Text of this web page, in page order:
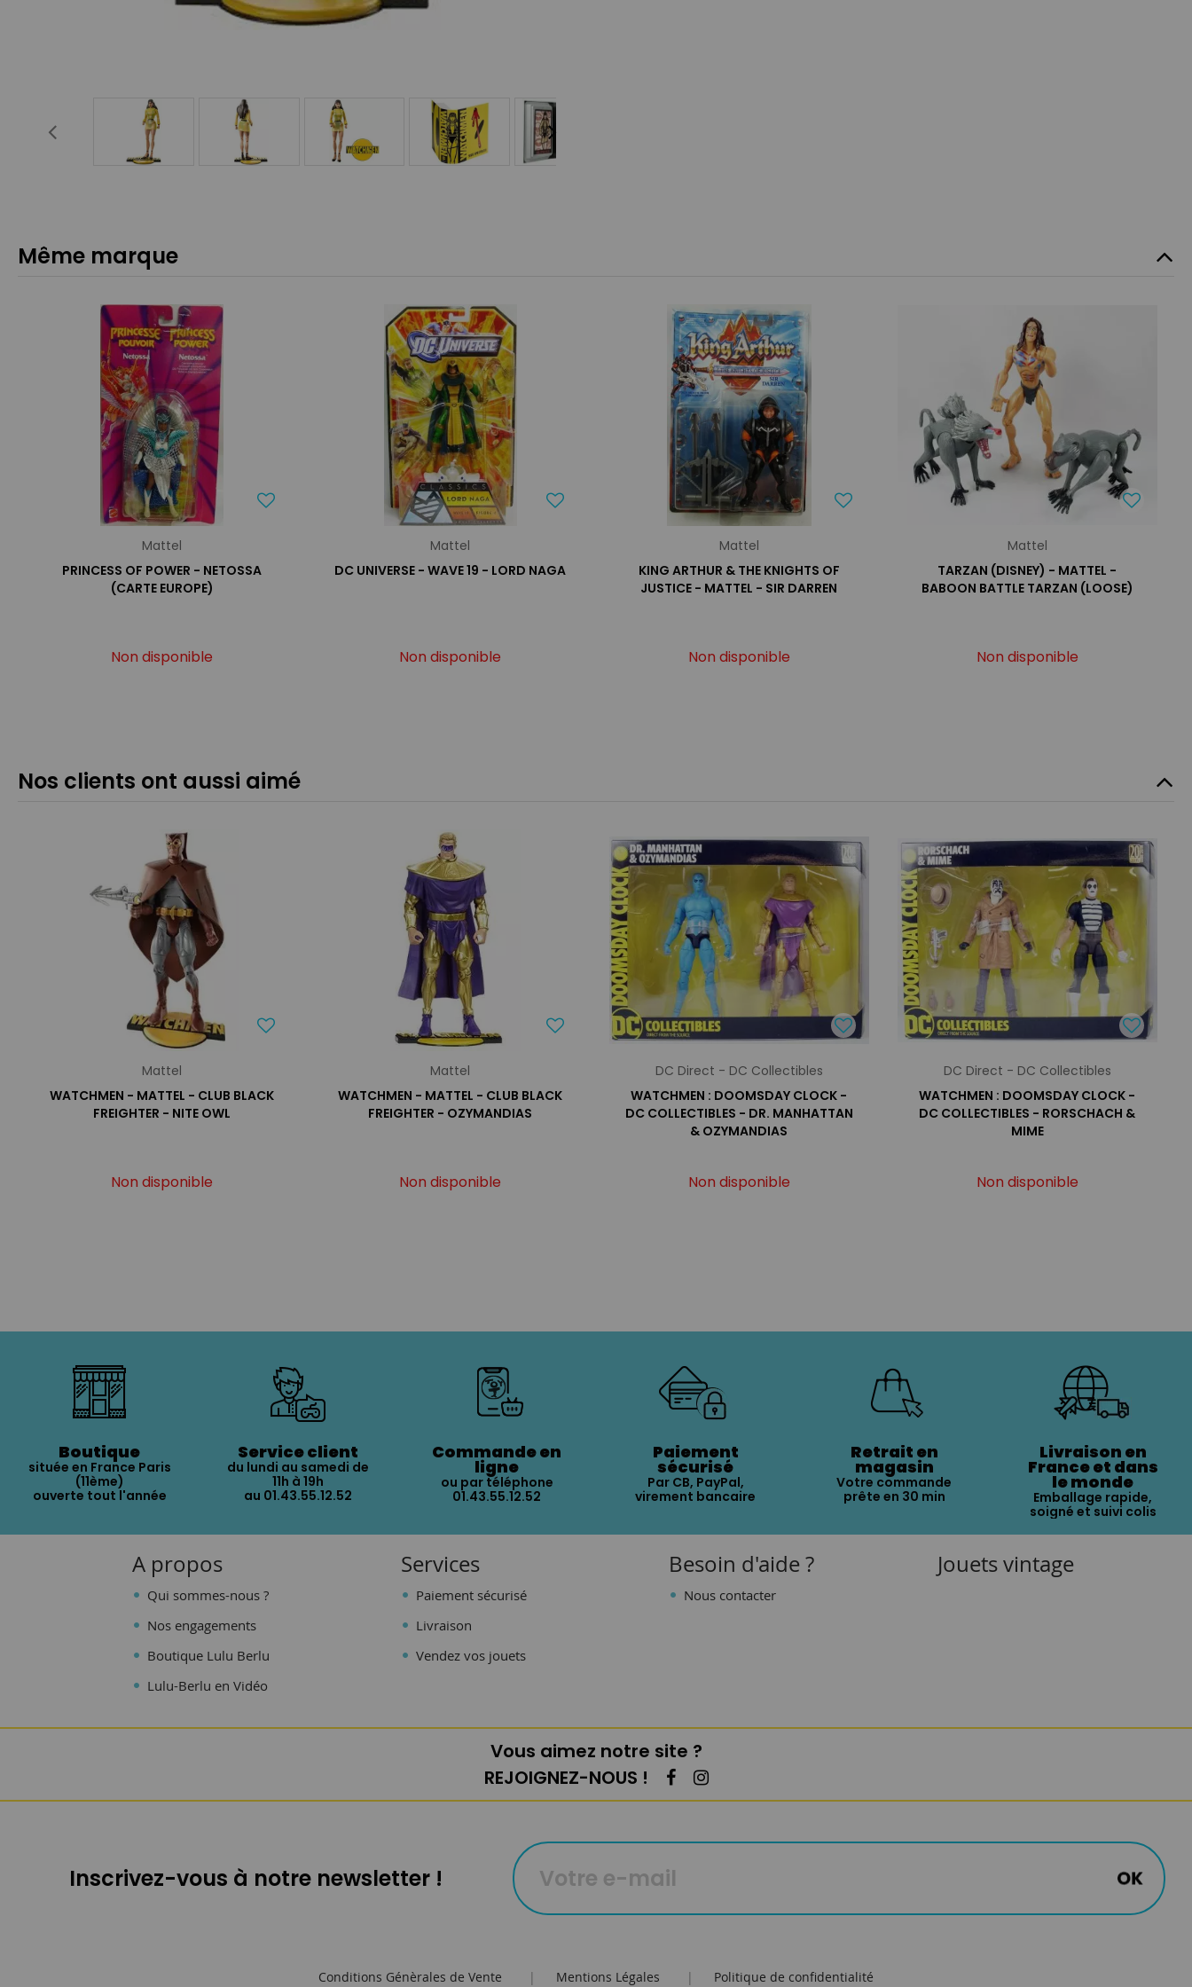
Même marque
Mattel
PRINCESS OF POWER - NETOSSA
(CARTE EUROPE)
Non disponible
Mattel
DC UNIVERSE - WAVE 19 - LORD NAGA
Non disponible
Mattel
KING ARTHUR & THE KNIGHTS OF
JUSTICE - MATTEL - SIR DARREN
Non disponible
Mattel
TARZAN (DISNEY) - MATTEL -
BABOON BATTLE TARZAN (LOOSE)
Non disponible
Nos clients ont aussi aimé
Mattel
WATCHMEN - MATTEL - CLUB BLACK
FREIGHTER - NITE OWL
Non disponible
Mattel
WATCHMEN - MATTEL - CLUB BLACK
FREIGHTER - OZYMANDIAS
Non disponible
DC Direct - DC Collectibles
WATCHMEN : DOOMSDAY CLOCK -
DC COLLECTIBLES - DR. MANHATTAN
& OZYMANDIAS
Non disponible
DC Direct - DC Collectibles
WATCHMEN : DOOMSDAY CLOCK -
DC COLLECTIBLES - RORSCHACH &
MIME
Non disponible
Boutique
située en France Paris
(11ème)
ouverte tout l'année
Service client
du lundi au samedi de
11h à 19h
au 01.43.55.12.52
Commande en
ligne
ou par téléphone
01.43.55.12.52
Paiement
sécurisé
Par CB, PayPal,
virement bancaire
Retrait en
magasin
Votre commande
prête en 30 min
Livraison en
France et dans
le monde
Emballage rapide,
soigné et suivi colis
A propos
Qui sommes-nous ?
Nos engagements
Boutique Lulu Berlu
Lulu-Berlu en Vidéo
Services
Paiement sécurisé
Livraison
Vendez vos jouets
Besoin d'aide ?
Nous contacter
Jouets vintage
Vous aimez notre site ?
REJOIGNEZ-NOUS !
Inscrivez-vous à notre newsletter !
Conditions Génèrales de Vente | Mentions Légales | Politique de confidentialité